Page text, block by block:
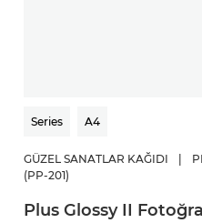
Series A4
GÜZEL SANATLAR KAĞIDI |
(PP-201)
Plus Glossy II